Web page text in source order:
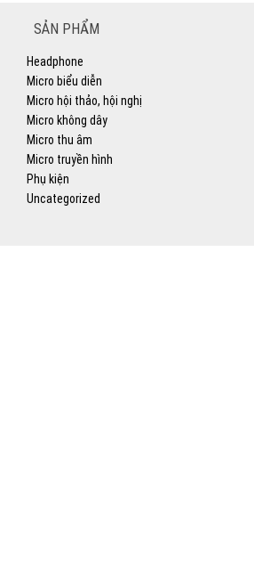
SẢN PHẨM
Headphone
Micro biểu diễn
Micro hội thảo, hội nghị
Micro không dây
Micro thu âm
Micro truyền hình
Phụ kiện
Uncategorized